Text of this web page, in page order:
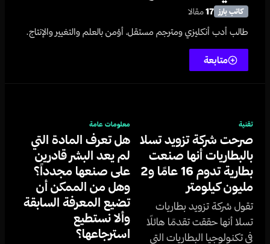
كاتب بارز 17مقالا
طالب أدب أنكليزي ومترجم مستقل، أؤمن بالعلم والتغيير والإنتاج.
متابعة
تقنية
صرحت شركة تزويد تسلا
بالبطاريات أنها صنعت
بطارية تدوم 16 عامًا و2
مليون كيلومتر
تقول شركة تزويد بطاريات
تسلا أنها حققت تقدمًا هائلًا
في تكنولوجيا البطاريات التي
معلومات عامة
هل تعرف المادة التي
لم يعد البشر قادرين
على صنعها مجدداً؟
وهل من الممكن أن
تضيع المعرفة السابقة
وألا نستطيع
استرجاعها؟